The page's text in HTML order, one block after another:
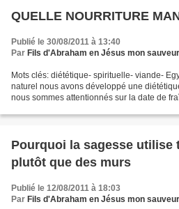
QUELLE NOURRITURE
Publié le 30/08/2011 à 13:40
Par Fils d'Abraham en Jésus mon sauveur
Mots clés: diététique- spirituelle- viande-
naturel nous avons développé une
nous sommes attentionnés sur la date de
Pourquoi la sagesse utilise
plutôt que des murs
Publié le 12/08/2011 à 18:03
Par Fils d'Abraham en Jésus mon sauveur